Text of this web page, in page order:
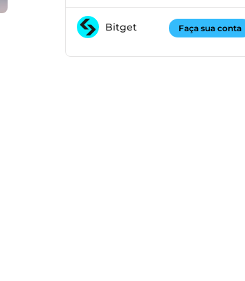
Bitget Faça sua conta